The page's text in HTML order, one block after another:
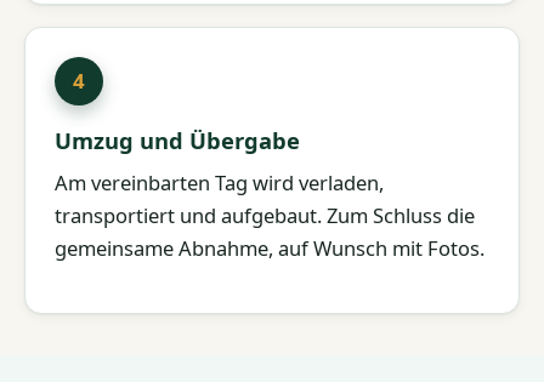
Umzug und Übergabe
Am vereinbarten Tag wird verladen,
transportiert und aufgebaut. Zum Schluss die
gemeinsame Abnahme, auf Wunsch mit Fotos.